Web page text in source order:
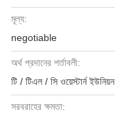
মূল্য:
negotiable
অর্থ প্রদানের শর্তাবলী:
টি / টিএল / সি ওয়েস্টার্ন ইউনিয়ন
সরবরাহের ক্ষমতা: